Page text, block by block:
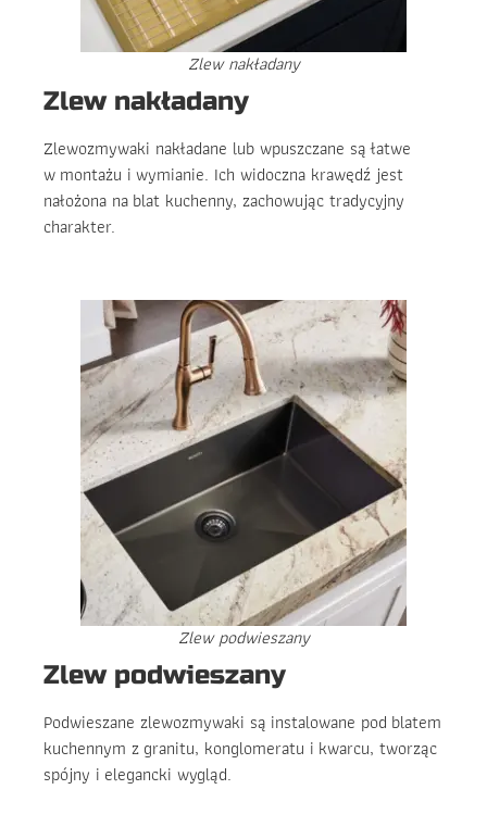
Zlew nakładany
Zlew nakładany
Zlewozmywaki nakładane lub wpuszczane są łatwe
w montażu i wymianie. Ich widoczna krawędź jest
nałożona na blat kuchenny, zachowując tradycyjny
charakter.
Zlew podwieszany
Zlew podwieszany
Podwieszane zlewozmywaki są instalowane pod blatem
kuchennym z granitu, konglomeratu i kwarcu, tworząc
spójny i elegancki wygląd.